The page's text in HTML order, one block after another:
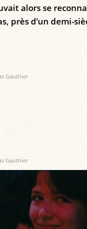
alors se
près d’un demi-
Gauthier
Gauthier